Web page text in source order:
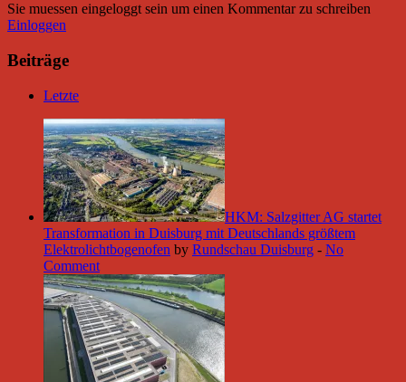
Sie muessen eingeloggt sein um einen Kommentar zu schreiben
Einloggen
Beiträge
Letzte
HKM: Salzgitter AG startet
Transformation in Duisburg mit Deutschlands größtem
Elektrolichtbogenofen by Rundschau Duisburg - No
Comment